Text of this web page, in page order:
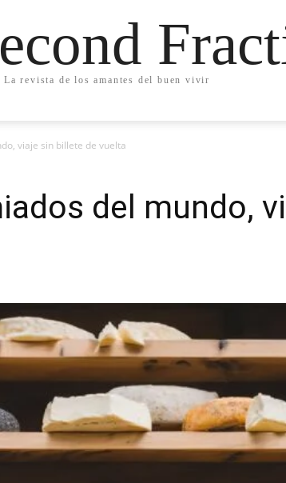
La revista de los amantes del buen vivir
viaje sin billete de vuelta
del mundo,